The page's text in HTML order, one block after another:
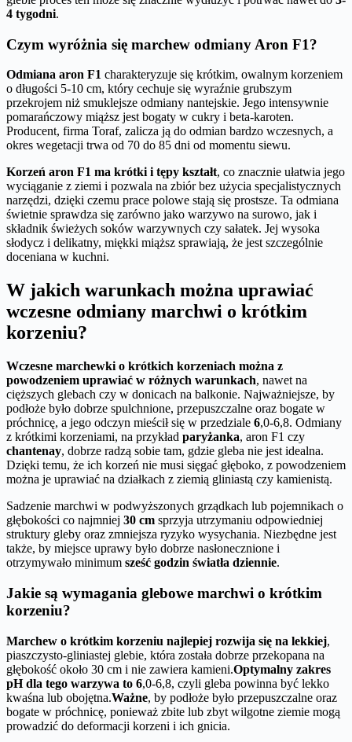
4 tygodni.
Czym wyróżnia się marchew odmiany Aron F1?
Odmiana aron F1 charakteryzuje się krótkim, owalnym korzeniem
o długości 5-10 cm, który cechuje się wyraźnie grubszym
przekrojem niż smuklejsze odmiany nantejskie. Jego intensywnie
pomarańczowy miąższ jest bogaty w cukry i beta-karoten.
Producent, firma Toraf, zalicza ją do odmian bardzo wczesnych, a
okres wegetacji trwa od 70 do 85 dni od momentu siewu.
Korzeń aron F1 ma krótki i tępy kształt, co znacznie ułatwia jego
wyciąganie z ziemi i pozwala na zbiór bez użycia specjalistycznych
narzędzi, dzięki czemu prace polowe stają się prostsze. Ta odmiana
świetnie sprawdza się zarówno jako warzywo na surowo, jak i
składnik świeżych soków warzywnych czy sałatek. Jej wysoka
słodycz i delikatny, miękki miąższ sprawiają, że jest szczególnie
doceniana w kuchni.
W jakich warunkach można uprawiać
wczesne odmiany marchwi o krótkim
korzeniu?
Wczesne marchewki o krótkich korzeniach można z
powodzeniem uprawiać w różnych warunkach, nawet na
cięższych glebach czy w donicach na balkonie. Najważniejsze, by
podłoże było dobrze spulchnione, przepuszczalne oraz bogate w
próchnicę, a jego odczyn mieścił się w przedziale 6,0-6,8. Odmiany
z krótkimi korzeniami, na przykład paryżanka, aron F1 czy
chantenay, dobrze radzą sobie tam, gdzie gleba nie jest idealna.
Dzięki temu, że ich korzeń nie musi sięgać głęboko, z powodzeniem
można je uprawiać na działkach z ziemią gliniastą czy kamienistą.
Sadzenie marchwi w podwyższonych grządkach lub pojemnikach o
głębokości co najmniej 30 cm sprzyja utrzymaniu odpowiedniej
struktury gleby oraz zmniejsza ryzyko wysychania. Niezbędne jest
także, by miejsce uprawy było dobrze nasłonecznione i
otrzymywało minimum sześć godzin światła dziennie.
Jakie są wymagania glebowe marchwi o krótkim
korzeniu?
Marchew o krótkim korzeniu najlepiej rozwija się na lekkiej,
piaszczysto-gliniastej glebie, która została dobrze przekopana na
głębokość około 30 cm i nie zawiera kamieni.Optymalny zakres
pH dla tego warzywa to 6,0-6,8, czyli gleba powinna być lekko
kwaśna lub obojętna.Ważne, by podłoże było przepuszczalne oraz
bogate w próchnicę, ponieważ zbite lub zbyt wilgotne ziemie mogą
prowadzić do deformacji korzeni i ich gnicia.